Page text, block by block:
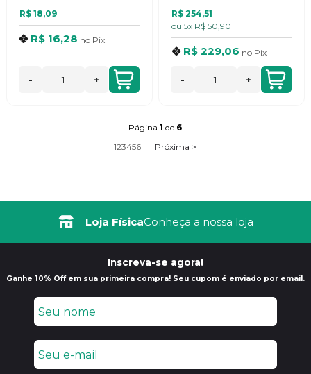
R$ 18,09
R$ 16,28 no Pix
- +
R$ 254,51
ou 5x R$ 50,90
R$ 229,06 no Pix
- +
Página1 de 6
123456 Próxima >
Loja FísicaConheça a nossa loja
Frete GrátisConsulte Regulamento
Inscreva-se agora!
Ganhe 10% Off em sua primeira compra! Seu cupom é enviado por email.